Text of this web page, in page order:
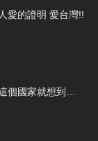
愛的證明 愛台灣!!
個國家就想到…